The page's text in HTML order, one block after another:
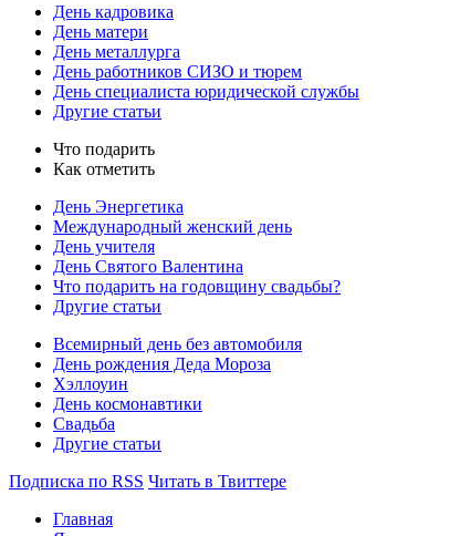
День кадровика
День матери
День металлурга
День работников СИЗО и тюрем
День специалиста юридической службы
Другие статьи
Что подарить
Как отметить
День Энергетика
Международный женский день
День учителя
День Святого Валентина
Что подарить на годовщину свадьбы?
Другие статьи
Всемирный день без автомобиля
День рождения Деда Мороза
Хэллоуин
День космонавтики
Свадьба
Другие статьи
Подписка по RSS Читать в Твиттере
Главная